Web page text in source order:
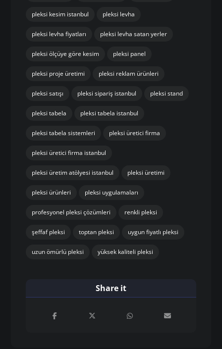
pleksi kesim istanbul pleksi levha
pleksi levha fiyatları pleksi levha satan yerler
pleksi ölçüye göre kesim pleksi panel
pleksi proje üretimi pleksi reklam ürünleri
pleksi satışı pleksi sipariş istanbul pleksi stand
pleksi tabela pleksi tabela istanbul
pleksi tabela sistemleri pleksi üretici firma
pleksi üretici firma istanbul
pleksi üretim atölyesi istanbul pleksi üretimi
pleksi ürünleri pleksi uygulamaları
profesyonel pleksi çözümleri renkli pleksi
şeffaf pleksi toptan pleksi uygun fiyatlı pleksi
uzun ömürlü pleksi yüksek kaliteli pleksi